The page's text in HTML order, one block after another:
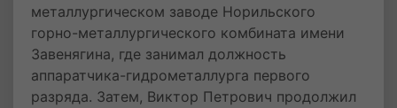
металлургическом заводе Норильского
горно-металлургического комбината имени
Завенягина, где занимал должность
аппаратчика-гидрометаллурга первого
разряда. Затем, Виктор Петрович продолжил